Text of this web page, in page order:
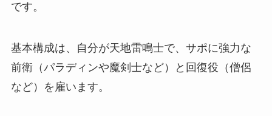
です。
基本構成は、自分が天地雷鳴士で、サポに強力な
前衛（パラディンや魔剣士など）と回復役（僧侶
など）を雇います。